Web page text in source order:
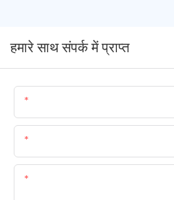
हमारे साथ संपर्क में प्राप्त